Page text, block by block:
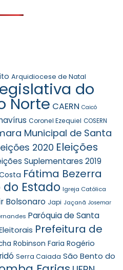
Arquidiocese de Natal
do
Norte CAERN Caicó
Coronel Ezequiel COSERN
Municipal de Santa
2020 Eleições
Suplementares 2019
Fátima Bezerra
Estado Igreja Católica
Bolsonaro Japi Jaçanã Josemar
Paróquia de Santa
Prefeitura de
Robinson Faria Rogério
Serra Caiada São Bento do